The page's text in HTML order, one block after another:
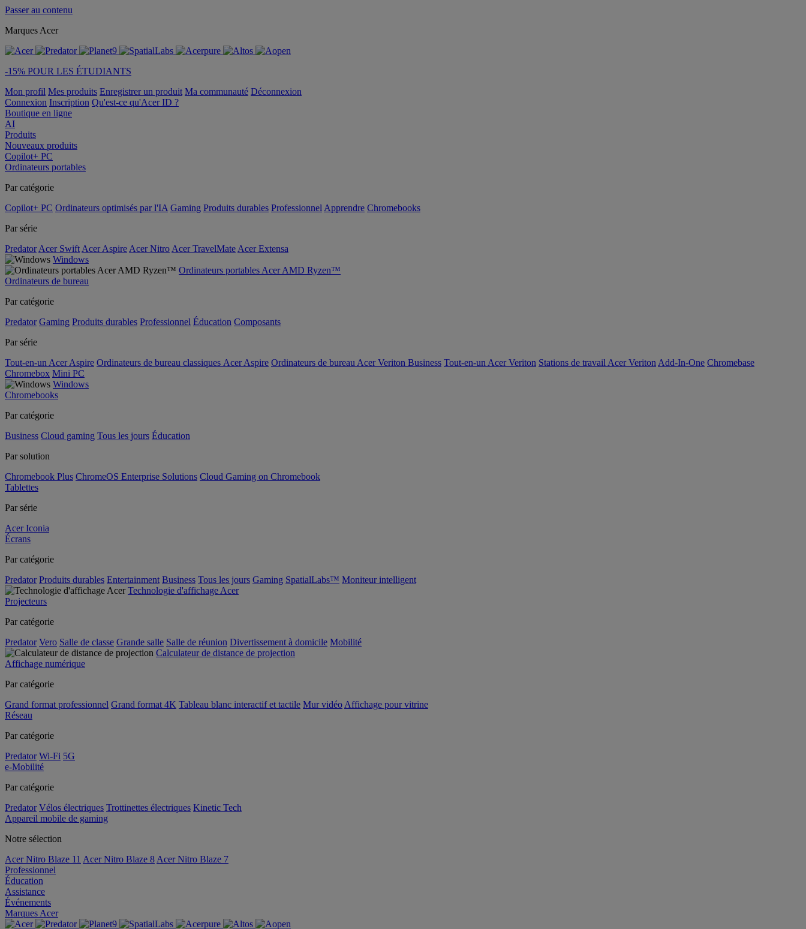
Passer au contenu
Marques Acer
-15% POUR LES ÉTUDIANTS
Mon profil Mes produits Enregistrer un produit Ma communauté Déconnexion
Connexion Inscription Qu'est-ce qu'Acer ID ?
Boutique en ligne
AI
Produits
Nouveaux produits
Copilot+ PC
Ordinateurs portables
Par catégorie
Copilot+ PC Ordinateurs optimisés par l'IA Gaming Produits durables Professionnel Apprendre Chromebooks
Par série
Predator Acer Swift Acer Aspire Acer Nitro Acer TravelMate Acer Extensa
Windows
Ordinateurs portables Acer AMD Ryzen™
Ordinateurs de bureau
Par catégorie
Predator Gaming Produits durables Professionnel Éducation Composants
Par série
Tout-en-un Acer Aspire Ordinateurs de bureau classiques Acer Aspire Ordinateurs de bureau Acer Veriton Business Tout-en-un Acer Veriton Stations de travail Acer Veriton Add-In-One Chromebase
Chromebox Mini PC
Windows
Chromebooks
Par catégorie
Business Cloud gaming Tous les jours Éducation
Par solution
Chromebook Plus ChromeOS Enterprise Solutions Cloud Gaming on Chromebook
Tablettes
Par série
Acer Iconia
Écrans
Par catégorie
Predator Produits durables Entertainment Business Tous les jours Gaming SpatialLabs™ Moniteur intelligent
Technologie d'affichage Acer
Projecteurs
Par catégorie
Predator Vero Salle de classe Grande salle Salle de réunion Divertissement à domicile Mobilité
Calculateur de distance de projection
Affichage numérique
Par catégorie
Grand format professionnel Grand format 4K Tableau blanc interactif et tactile Mur vidéo Affichage pour vitrine
Réseau
Par catégorie
Predator Wi-Fi 5G
e-Mobilité
Par catégorie
Predator Vélos électriques Trottinettes électriques Kinetic Tech
Appareil mobile de gaming
Notre sélection
Acer Nitro Blaze 11 Acer Nitro Blaze 8 Acer Nitro Blaze 7
Professionnel
Éducation
Assistance
Événements
Marques Acer